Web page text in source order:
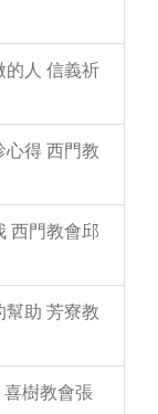
的人 信義祈
心得 西門教
西門教會邱
幫助 芳寮教
樹教會張